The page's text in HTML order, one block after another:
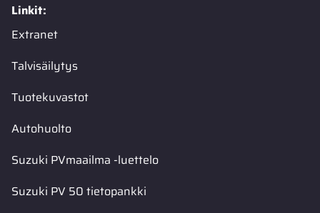
Linkit:
Extranet
Talvisäilytys
Tuotekuvastot
Autohuolto
Suzuki PVmaailma -luettelo
Suzuki PV 50 tietopankki